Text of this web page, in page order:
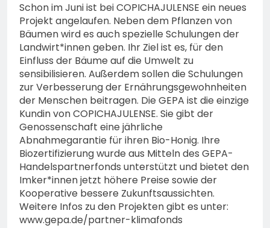
Schon im Juni ist bei COPICHAJULENSE ein neues
Projekt angelaufen. Neben dem Pflanzen von
Bäumen wird es auch spezielle Schulungen der
Landwirt*innen geben. Ihr Ziel ist es, für den
Einfluss der Bäume auf die Umwelt zu
sensibilisieren. Außerdem sollen die Schulungen
zur Verbesserung der Ernährungsgewohnheiten
der Menschen beitragen. Die GEPA ist die einzige
Kundin von COPICHAJULENSE. Sie gibt der
Genossenschaft eine jährliche
Abnahmegarantie für ihren Bio-Honig. Ihre
Biozertifizierung wurde aus Mitteln des GEPA-
Handelspartnerfonds unterstützt und bietet den
Imker*innen jetzt höhere Preise sowie der
Kooperative bessere Zukunftsaussichten.
Weitere Infos zu den Projekten gibt es unter:
www.gepa.de/partner-klimafonds